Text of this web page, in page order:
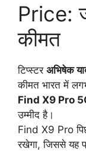
Price:
कीमत
टिप्स्टर अभिषेक
कीमत भारत में
Find X9 Pro
उम्मीद है।
Find X9 Pro
रखेगा, जिससे यह